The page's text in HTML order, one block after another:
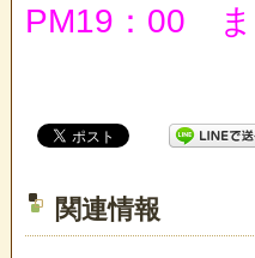
PM19：00
関連情報